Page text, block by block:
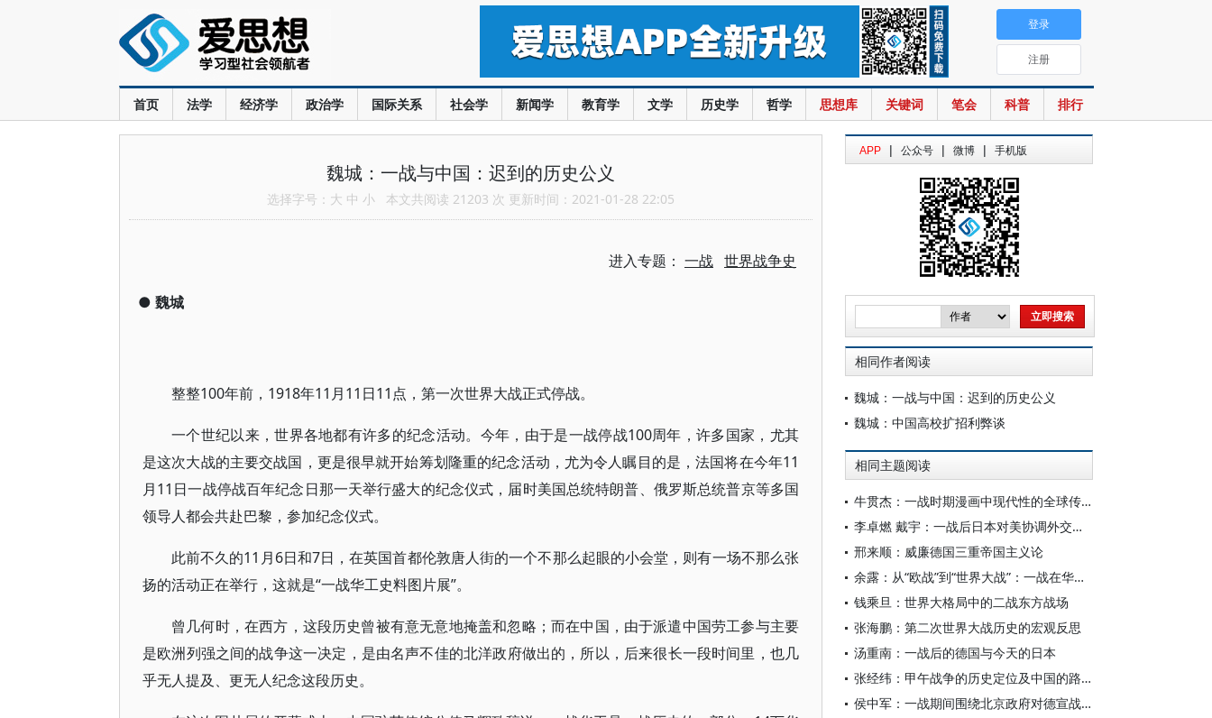
首页 法学 经济学 政治学 国际关系 社会学 新闻学 教育学 文学 历史学 哲学 思想库 关键词 笔会 科普 排行
登录
注册
魏城：一战与中国：迟到的历史公义
选择字号： 大 中 小 本文共阅读 21203 次 更新时间：2021-01-28 22:05
进入专题： 一战 世界战争史
● 魏城
整整100年前，1918年11月11日11点，第一次世界大战正式停战。
一个世纪以来，世界各地都有许多的纪念活动。今年，由于是一战停战100周年，许多国家，尤其
是这次大战的主要交战国，更是很早就开始筹划隆重的纪念活动，尤为令人瞩目的是，法国将在今年11
月11日一战停战百年纪念日那一天举行盛大的纪念仪式，届时美国总统特朗普、俄罗斯总统普京等多国
领导人都会共赴巴黎，参加纪念仪式。
此前不久的11月6日和7日，在英国首都伦敦唐人街的一个不那么起眼的小会堂，则有一场不那么张
扬的活动正在举行，这就是“一战华工史料图片展”。
曾几何时，在西方，这段历史曾被有意无意地掩盖和忽略；而在中国，由于派遣中国劳工参与主要
是欧洲列强之间的战争这一决定，是由名声不佳的北洋政府做出的，所以，后来很长一段时间里，也几
乎无人提及、更无人纪念这段历史。
APP | 公众号 | 微博 | 手机版
相同作者阅读
魏城：一战与中国：迟到的历史公义
魏城：中国高校扩招利弊谈
相同主题阅读
牛贯杰：一战时期漫画中现代性的全球传播与区域回响
李卓燃 戴宇：一战后日本对美协调外交的形成及其原因
邢来顺：威廉德国三重帝国主义论
余露：从“欧战”到“世界大战”：一战在华反应的思想轨迹与影响
钱乘旦：世界大格局中的二战东方战场
张海鹏：第二次世界大战历史的宏观反思
汤重南：一战后的德国与今天的日本
张经纬：甲午战争的历史定位及中国的路径选择
侯中军：一战期间围绕北京政府对德宣战条件的外交交涉